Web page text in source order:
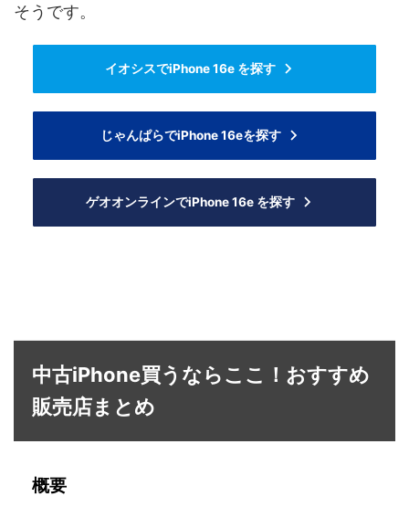
そうです。
イオシスでiPhone 16e を探す
じゃんぱらでiPhone 16eを探す
ゲオオンラインでiPhone 16e を探す
中古iPhone買うならここ！おすすめ
販売店まとめ
概要